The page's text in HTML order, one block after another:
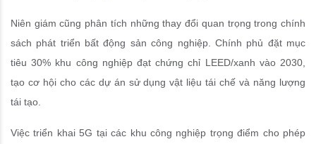
Niên giám cũng phân tích những thay đổi quan trọng trong chính
sách phát triển bất động sản công nghiệp. Chính phủ đặt mục
tiêu 30% khu công nghiệp đạt chứng chỉ LEED/xanh vào 2030,
tạo cơ hội cho các dự án sử dụng vật liệu tái chế và năng lượng
tái tạo.
Việc triển khai 5G tại các khu công nghiệp trọng điểm cho phép